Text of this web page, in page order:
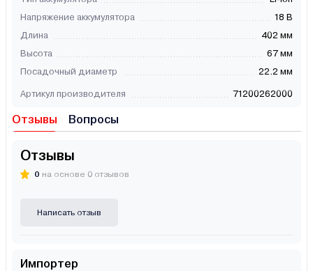
Напряжение аккумулятора
18 В
Длина
402 мм
Высота
67 мм
Посадочный диаметр
22.2 мм
Артикул производителя 71200262000
Отзывы Вопросы
Отзывы
0 на основе 0 отзывов
Написать отзыв
Импортер